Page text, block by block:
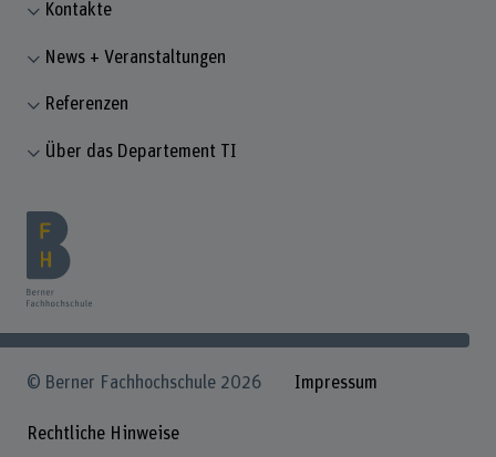
Kontakte
News + Veranstaltungen
Referenzen
Über das Departement TI
© Berner Fachhochschule 2026 Impressum
Rechtliche Hinweise